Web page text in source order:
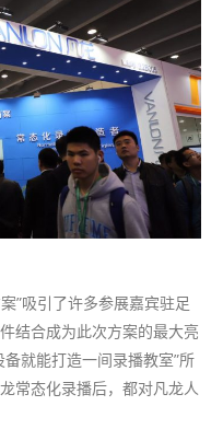
”吸引了许多参展嘉宾驻足
结合成为此次方案的最大亮
就能打造一间录播教室”所
常态化录播后，都对凡龙人